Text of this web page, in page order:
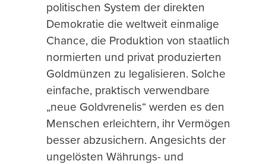
politischen System der direkten
Demokratie die weltweit einmalige
Chance, die Produktion von staatlich
normierten und privat produzierten
Goldmünzen zu legalisieren. Solche
einfache, praktisch verwendbare
„neue Goldvrenelis“ werden es den
Menschen erleichtern, ihr Vermögen
besser abzusichern. Angesichts der
ungelösten Währungs- und